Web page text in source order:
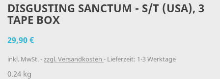
DISGUSTING SANCTUM - S/T (USA), 3
TAPE BOX
29,90 €
inkl. MwSt. zzgl. Versandkosten Lieferzeit: 1-3 Werktage
0.24 kg